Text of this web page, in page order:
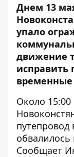
Днем 13
упало
движение
исправить
временные
Около 15:00
путепровод
Сообщает